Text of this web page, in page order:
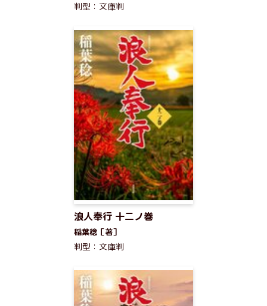
判型：文庫判
浪人奉行 十二ノ巻
稲葉稔［著］
判型：文庫判